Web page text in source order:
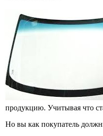
продукцию. Учитывая что
Но вы как покупатель